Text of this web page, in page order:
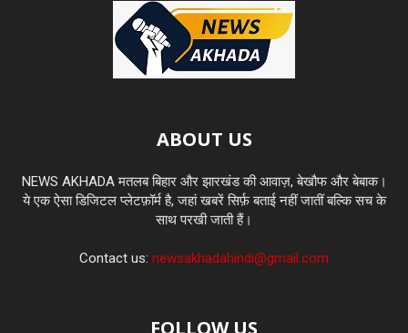
ABOUT US
NEWS AKHADA मतलब बिहार और झारखंड की आवाज़, बेखौफ और बेबाक।
ये एक ऐसा डिजिटल प्लेटफ़ॉर्म है, जहां खबरें सिर्फ़ बताई नहीं जातीं बल्कि सच के
साथ परखी जाती हैं।
Contact us: newsakhadahindi@gmail.com
FOLLOW US